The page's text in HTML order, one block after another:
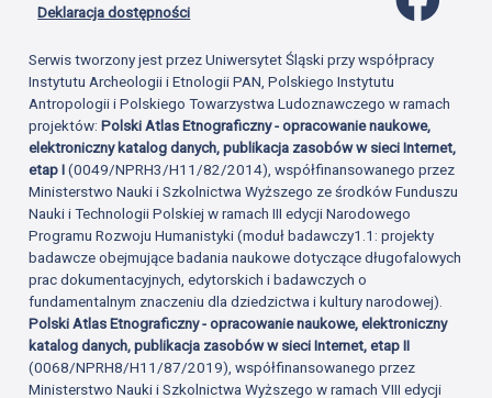
Deklaracja dostępności
Serwis tworzony jest przez Uniwersytet Śląski przy współpracy
Instytutu Archeologii i Etnologii PAN, Polskiego Instytutu
Antropologii i Polskiego Towarzystwa Ludoznawczego w ramach
projektów:Polski Atlas Etnograficzny - opracowanie naukowe,
elektroniczny katalog danych, publikacja zasobów w sieci Internet,
etap I(0049/NPRH3/H11/82/2014), współfinansowanego przez
Ministerstwo Nauki i Szkolnictwa Wyższego ze środków Funduszu
Nauki i Technologii Polskiej w ramach III edycji Narodowego
Programu Rozwoju Humanistyki (moduł badawczy1.1: projekty
badawcze obejmujące badania naukowe dotyczące długofalowych
prac dokumentacyjnych, edytorskich i badawczych o
fundamentalnym znaczeniu dla dziedzictwa i kultury narodowej).
Polski Atlas Etnograficzny - opracowanie naukowe, elektroniczny
katalog danych, publikacja zasobów w sieci Internet, etap II
(0068/NPRH8/H11/87/2019), współfinansowanego przez
Ministerstwo Nauki i Szkolnictwa Wyższego w ramach VIII edycji